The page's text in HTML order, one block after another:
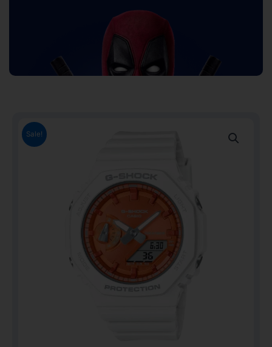
Sale!